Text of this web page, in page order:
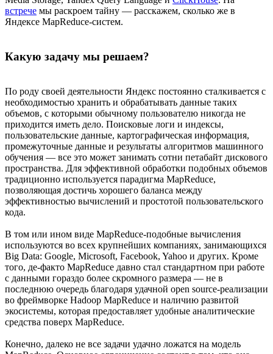
встрече мы раскроем тайну — расскажем, сколько же в
Яндексе MapReduce-систем.
Какую задачу мы решаем?
По роду своей деятельности Яндекс постоянно сталкивается с
необходимостью хранить и обрабатывать данные таких
объемов, с которыми обычному пользователю никогда не
приходится иметь дело. Поисковые логи и индексы,
пользовательские данные, картографическая информация,
промежуточные данные и результаты алгоритмов машинного
обучения — все это может занимать сотни петабайт дискового
пространства. Для эффективной обработки подобных объемов
традиционно используется парадигма MapReduce,
позволяющая достичь хорошего баланса между
эффективностью вычислений и простотой пользовательского
кода.
В том или ином виде MapReduce-подобные вычисления
используются во всех крупнейших компаниях, занимающихся
Big Data: Google, Microsoft, Facebook, Yahoo и других. Кроме
того, де-факто MapReduce давно стал стандартном при работе
с данными гораздо более скромного размера — не в
последнюю очередь благодаря удачной open source-реализации
во фреймворке Hadoop MapReduce и наличию развитой
экосистемы, которая предоставляет удобные аналитические
средства поверх MapReduce.
Конечно, далеко не все задачи удачно ложатся на модель